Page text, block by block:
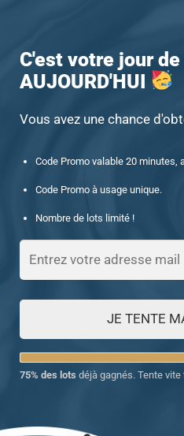
-15% offert des 60€ d’achat
Accueil / Produits identifiés
1038162829-
FILTRES
Voici le seul résultat
massif design la main de
C'est votre jour
AUJOURD'HUI
Vous avez une chance
Code Promo valable 20 minutes,
Code Promo à usage unique.
Nombre de lots limité !
JE TENTE
75% des lots déjà gagnés. Tente